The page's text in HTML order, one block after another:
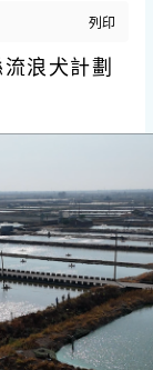
列印
浪犬計劃